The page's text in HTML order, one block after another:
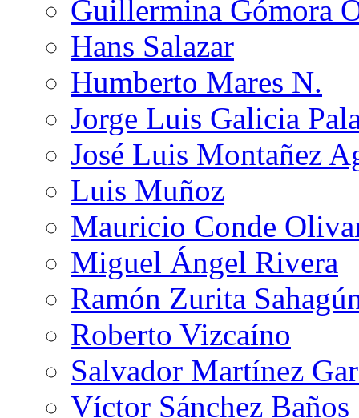
Guillermina Gómora
Hans Salazar
Humberto Mares N.
Jorge Luis Galicia
José Luis Montañez
Luis Muñoz
Mauricio Conde
Miguel Ángel Rivera
Ramón Zurita
Roberto Vizcaíno
Salvador Martínez
Víctor Sánchez Baños